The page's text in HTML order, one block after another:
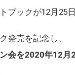
ブックが12月25
発売を記念し、
会を2020年12